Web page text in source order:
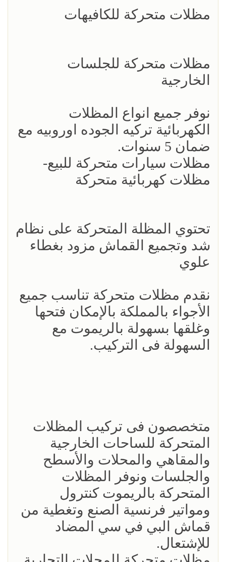
مظلات متحركة للكافيهات
مظلات متحركة للجلسات
الخارجية
نوفر جميع انواع المظلات
الكهربائية تركيه الجوده اوروبيه مع
ضمان 5 سنوات.
مظلات سيارات متحركة للبيع-
مظلات كهربائية متحركة
تحتوي المظلة المتحركة على نظام
شد وتجميع القماش مزود بغطاء
علوي
نقدم مظلات متحركة تناسب جميع
الأجواء بالمملكة بالإمكان فتحها
وغلقها بسهولة بالريموت مع
السهولة فى التركيب.
متخصصون فى تركيب المظلات
المتحركة للساحات الخارجية
والمقاهي والمحلات والأسطح
والجلسات ونوفر المظلات
المتحركة بالريموت كنترول
ومواتير فرنسية الصنع وتغطية من
قماش البي في سي المضاد
للإشتعال.